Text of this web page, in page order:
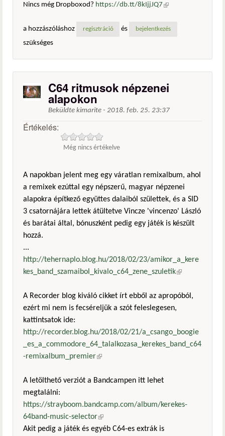
Nincs még Dropboxod? https://db.tt/8kIjjJQ7 (külső
a hozzászóláshoz
regisztráció és bejelentkezés
szükséges
C64 ritmusok népzenei
alapokon
Beküldte kimarite - 2018. feb. 25. 23:37
Értékelés:
Még nincs értékelve
A napokban jelent meg egy váratlan remixalbum, ahol
a remixek ezúttal egy népszerű, magyar népzenei
alapokra építkező együttes dalaiból születtek, és a SID
3 csatornájára lettek átültetve Vincze 'vincenzo' László
és barátai által, bónuszként pedig egy játék is készült
hozzá.
...
http://tehernaplo.blog.hu/2018/02/23/amikor_a_kere
kes_band_szamaibol_kivalo_c64_zene_szuletik(külső
A Recorder blog kiváló cikket írt ebből az apropóból,
ezért mi nem is fecséreljük a szót feleslegesen,
kattintsatok ide:
http://recorder.blog.hu/2018/02/21/a_csango_boogie
_es_a_commodore_64_talalkozasa_kerekes_band_c64
-remixalbum_premier(külső hivatkozás)
A letölthető verziót a Bandcampen itt lehet
megtalálni:
https://strayboom.bandcamp.com/album/kerekes-
64band-music-selector(külső hivatkozás)
Akit pedig a játék és egyéb C64-es extrák is